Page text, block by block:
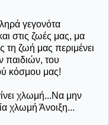
γεγονότα
στις ζωές μας, μα
τη ζωή μας περιμένει
παιδιών, του
κόσμου μας!
χλωμή...Να μην
χλωμή Άνοιξη...